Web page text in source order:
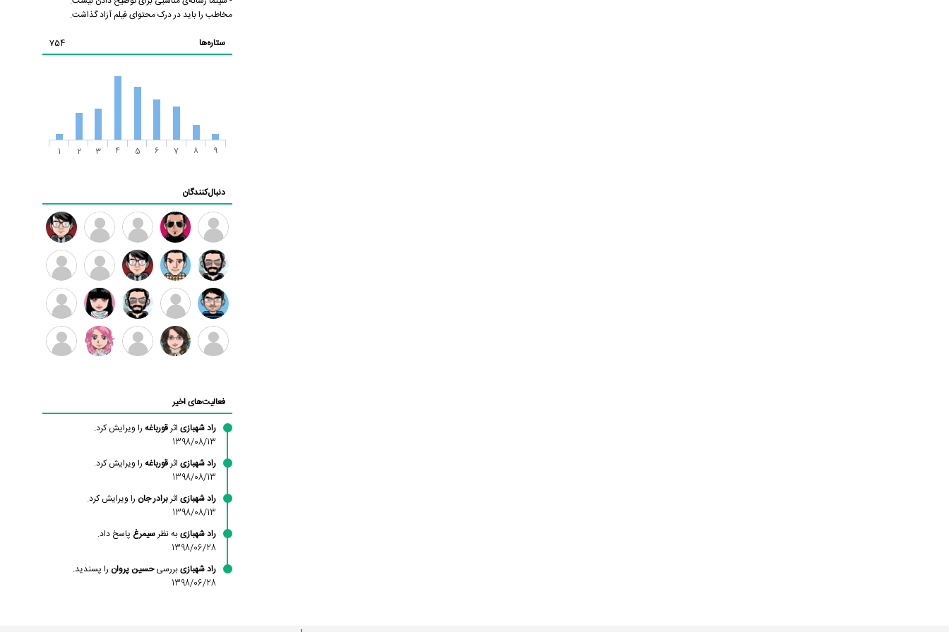
مخاطب را باید در درک محتوای فیلم آزاد گذاشت.
ستاره‌ها
754
1 2 3 4 5 6 7 8 9
دنبال‌کنندگان
ممدرضا
رضا
کاظمی
زهرا ~ ابتین
سید
محمد
موسوی
مهدی
فرهمند
مهدی
سلطانی
داود
رضیی
طرفدار
میلی
بابی
براون
کیوان
کیانی
سامان
راحمی
امیردلتا امیروو
ملیکا
منتظری
عارفه
داستانپور
فعالیت‌های اخیر
راد شهبازیاثرقورباغهرا ویرایش کرد.
1398/08/13
راد شهبازیاثرقورباغهرا ویرایش کرد.
1398/08/13
راد شهبازیاثربرادر جان را ویرایش کرد.
1398/08/13
راد شهبازیبه نظرسیمرغ پاسخ داد.
1398/06/28
راد شهبازیبررسیحسین پروان را پسندید.
1398/06/28